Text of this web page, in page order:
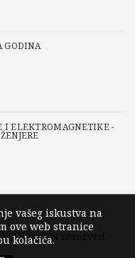
GODINA
I ELEKTROMAGNETIKE -
. All rights reserved
vašeg iskustva na
ove web stranice
kolačića.